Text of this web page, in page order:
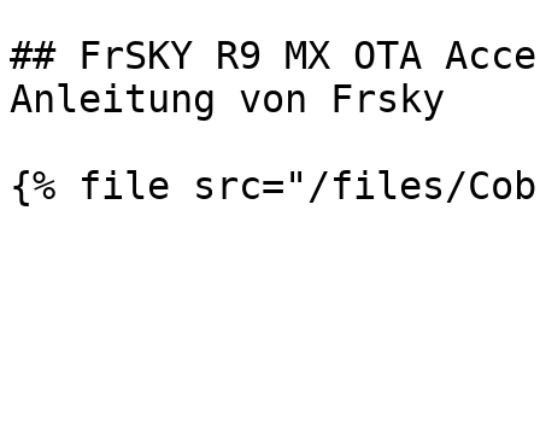
## FrSKY R9 MX OTA
Anleitung von Frsky